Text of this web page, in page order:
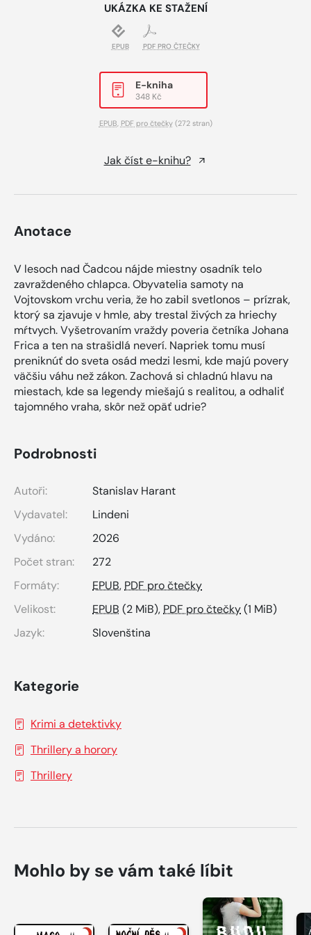
UKÁZKA KE STAŽENÍ
EPUB PDF PRO ČTEČKY
E-kniha
348 Kč
EPUB, PDF pro čtečky(272 stran)
Jak číst e-knihu?
Anotace
V lesoch nad Čadcou nájde miestny osadník telo
zavraždeného chlapca. Obyvatelia samoty na
Vojtovskom vrchu veria, že ho zabil svetlonos – prízrak,
ktorý sa zjavuje v hmle, aby trestal živých za hriechy
mŕtvych. Vyšetrovaním vraždy poveria četníka Johana
Frica a ten na strašidlá neverí. Napriek tomu musí
preniknúť do sveta osád medzi lesmi, kde majú povery
väčšiu váhu než zákon. Zachová si chladnú hlavu na
miestach, kde sa legendy miešajú s realitou, a odhaliť
tajomného vraha, skôr než opäť udrie?
Podrobnosti
Autoři:
Stanislav Harant
Vydavatel:
Lindeni
Vydáno:
2026
Počet stran:
272
Formáty:
EPUB, PDF pro čtečky
Velikost:
EPUB (2 MiB), PDF pro čtečky(1 MiB)
Jazyk:
Slovenština
Kategorie
Krimi a detektivky
Thrillery a horory
Thrillery
Mohlo by se vám také líbit